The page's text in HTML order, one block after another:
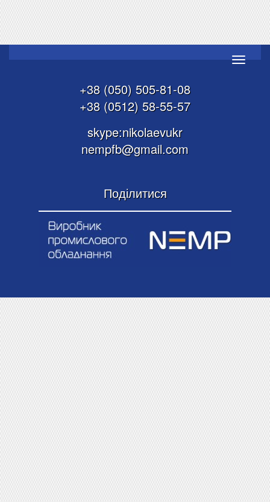
Toggle
+38 (050) 505-81-08
+38 (0512) 58-55-57
skype:nikolaevukr
nempfb@gmail.com
Поділитися